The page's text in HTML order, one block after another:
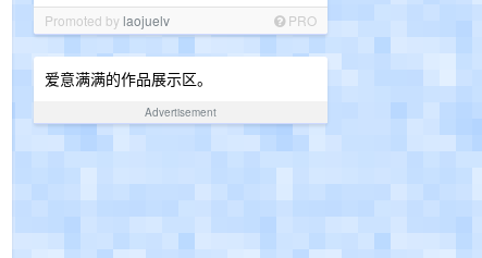
Promoted bylaojuelv PRO
爱意满满的作品展示区。
Advertisement